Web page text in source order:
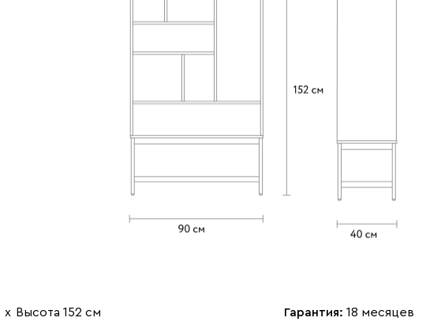
х Высота 152 см Гарантия: 18 месяцев